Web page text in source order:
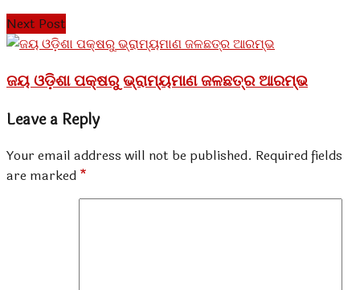
Next Post
ଜୟ ଓଡ଼ିଶା ପକ୍ଷରୁ ଭ୍ରାମ୍ୟମାଣ ଜଳଛତ୍ର ଆରମ୍ଭ
Leave a Reply
Your email address will not be published. Required fields
are marked *